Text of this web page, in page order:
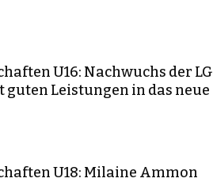
U16: Nachwuchs der LG
Leistungen in das neue
U18: Milaine Ammon